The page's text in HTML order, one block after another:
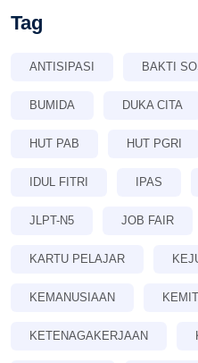
Tag
ANTISIPASI BAKTI
BUMIDA DUKA CITA
HUT PAB HUT PGRI
IDUL FITRI IPAS
JLPT-N5 JOB FAIR
KARTU PELAJAR
KEMANUSIAAN
KETENAGAKERJAAN